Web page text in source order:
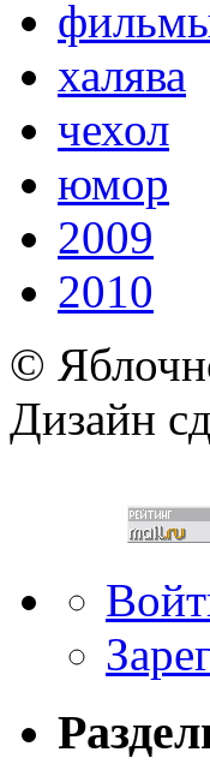
халява
чехол
юмор
2009
2010
©
Дизайн